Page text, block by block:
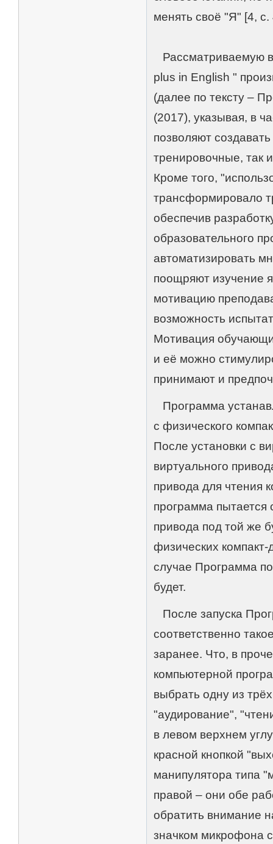
менять своё "Я" [4, с.
Рассматриваемую
plus in English "
(далее по тексту –
(2017), указывая, в
позволяют
тренировочные, так
Кроме того,
трансформировало
обеспечив
образовательного
автоматизировать
поощряют изучение
мотивацию
возможность
Мотивация
и её можно
принимают и
Программа
с физического
После установки с
виртуального
привода для чтения
программа пытается
привода под той же
физических
случае Программа
будет.
После запуска
соответственно
заранее. Что, в
компьютерной
выбрать одну из
"аудирование",
в левом верхнем
красной кнопкой
манипулятора типа
правой – они обе
обратить внимание
значком микрофона